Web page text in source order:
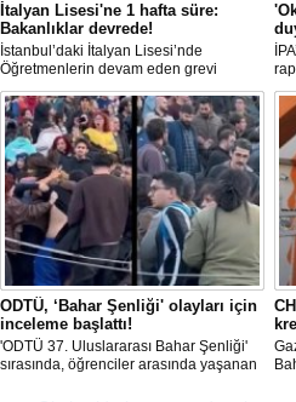
İtalyan Lisesi'ne 1 hafta süre:
Bakanlıklar devrede!
İstanbul’daki İtalyan Lisesi’nde
Öğretmenlerin devam eden grevi
nedeniyle derslerde uzun süredir
aksama yaşandığı belirtilirken, MEB ve
Çalışma Bakanlığı, aylardır süren grevin
çözümü için revize edilen sözleşmenin
1 hafta içinde imzalanmasını istedi.
ODTÜ, ‘Bahar Şenliği' olayları için
inceleme başlattı!
'ODTÜ 37. Uluslararası Bahar Şenliği'
sırasında, öğrenciler arasında yaşanan